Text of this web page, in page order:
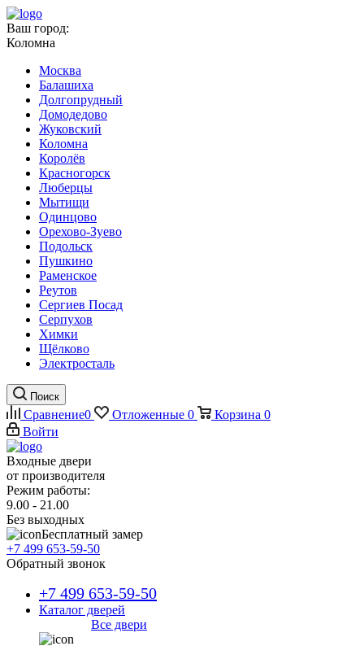
Ваш город:
Коломна
Москва
Балашиха
Долгопрудный
Домодедово
Жуковский
Коломна
Королёв
Красногорск
Люберцы
Мытищи
Одинцово
Орехово-Зуево
Подольск
Пушкино
Раменское
Реутов
Сергиев Посад
Серпухов
Химки
Щёлково
Электросталь
Поиск
Сравнение0 Отложенные 0 Корзина 0
Войти
Входные двери
от производителя
Режим работы:
9.00 - 21.00
Без выходных
Бесплатный замер
+7 499 653-59-50
Обратный звонок
+7 499 653-59-50
Каталог дверей
Все двери